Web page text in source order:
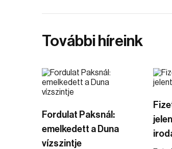
További híreink
Fordulat Paksnál:
emelkedett a Duna
vízszintje